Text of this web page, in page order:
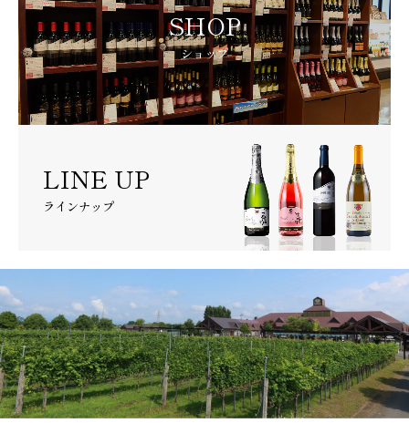
SHOP
ショップ
LINE UP
ラインナップ